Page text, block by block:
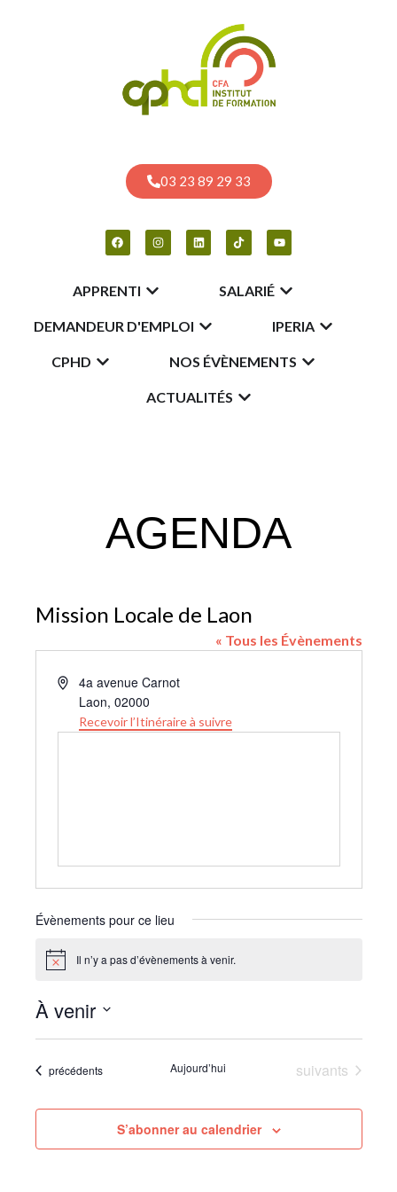
03 23 89 29 33
APPRENTI SALARIÉ
DEMANDEUR D'EMPLOI IPERIA
CPHD NOS ÉVÈNEMENTS
ACTUALITÉS
AGENDA
Mission Locale de Laon
« Tous les Évènements
A
4a avenue Carnot
Laon, 02000
Recevoir l’Itinéraire à suivre
Évènements pour ce lieu
N
i
c
e
Il n’y a pas d’évènements à venir.
À venir
l
c
Évènements
précédents Aujourd’hui Évènements
suivants
S’abonner au calendrier